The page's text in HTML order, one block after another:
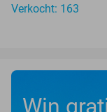
Verkocht: 163
Win